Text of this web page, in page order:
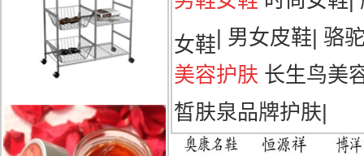
女鞋| 男女皮鞋| 骆
美容护肤 长生鸟美
皙肤泉品牌护肤|